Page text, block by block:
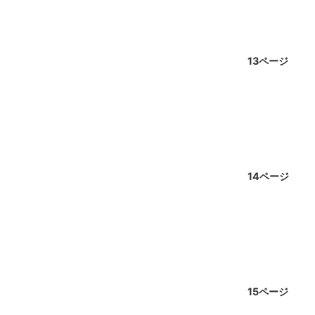
13ページ
14ページ
15ページ